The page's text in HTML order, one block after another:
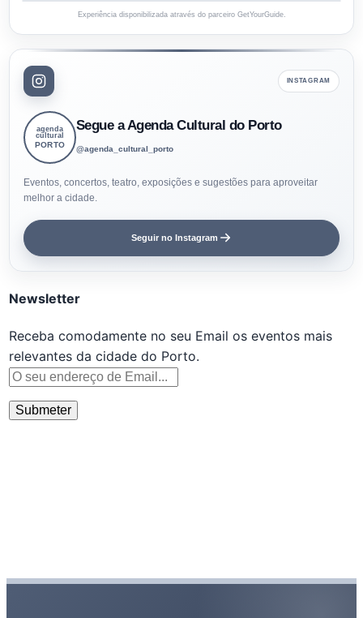
Experiência disponibilizada através do parceiro GetYourGuide.
INSTAGRAM
agenda
cultural
PORTO
Segue a Agenda Cultural do Porto
@agenda_cultural_porto
Eventos, concertos, teatro, exposições e sugestões para aproveitar
melhor a cidade.
Seguir no Instagram
Newsletter
Receba comodamente no seu Email os eventos mais
relevantes da cidade do Porto.